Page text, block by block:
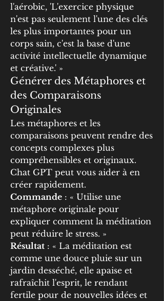
l'aérobic, 'L'exercice physique
n'est pas seulement l'une des clés
les plus importantes pour un
corps sain, c'est la base d'une
activité intellectuelle dynamique
et créative.' »
Générer des Métaphores et
des Comparaisons
Originales
Les métaphores et les
comparaisons peuvent rendre des
concepts complexes plus
compréhensibles et originaux.
Chat GPT peut vous aider à en
créer rapidement.
Commande : « Utilise une
métaphore originale pour
expliquer comment la méditation
peut réduire le stress. »
Résultat : « La méditation est
comme une douce pluie sur un
jardin desséché, elle apaise et
rafraîchit l'esprit, le rendant
fertile pour de nouvelles idées et